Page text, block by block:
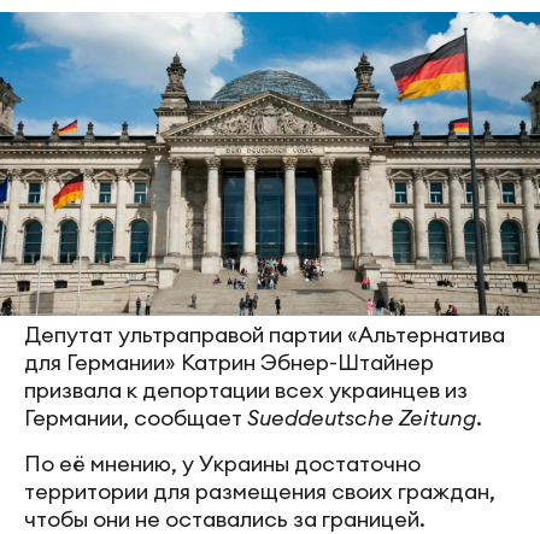
Депутат ультраправой партии «Альтернатива
для Германии» Катрин Эбнер-Штайнер
призвала к депортации всех украинцев из
Германии, сообщает Sueddeutsche Zeitung.
По её мнению, у Украины достаточно
территории для размещения своих граждан,
чтобы они не оставались за границей.